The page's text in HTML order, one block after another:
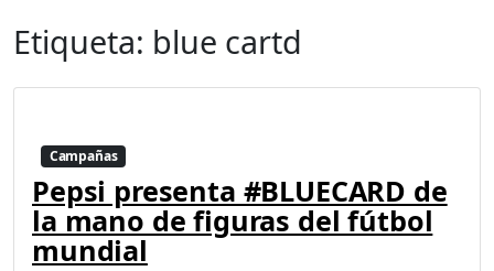
Etiqueta: blue cartd
Campañas
Pepsi presenta #BLUECARD de
la mano de figuras del fútbol
mundial